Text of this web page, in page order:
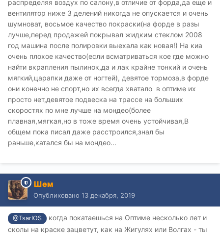
распределяя воздух по салону,в отличие от форда,да еще и
вентилятор ниже 3 делений никогда не опускается и очень
шумноват, восьмое качество покраски(на форде в разы
лучше,перед продажей покрывал жидким стеклом 2008
год машина после полировки выехала как новая!) На киа
очень плохое качество(если всматриваться кое где можно
найти вкрапления пылинок,да и лак крайне тонкий и очень
мягкий,царапки даже от ногтей), девятое тормоза,в форде
они конечно не спорт,но их всегда хватало в оптиме их
просто нет,девятое подвеска на трассе на больших
скоростях по мне лучше на мондео(более
плавная,мягкая,но в тоже время очень устойчивая,В
общем пока писал даже расстроился,знал бы
раньше,катался бы на мондео...
Шем
Опубликовано 13 декабря, 2019
@TsarIOS
когда покатаешься на Оптиме несколько лет и
сколы на краске зацветут, как на Жигулях или Волгах - ты